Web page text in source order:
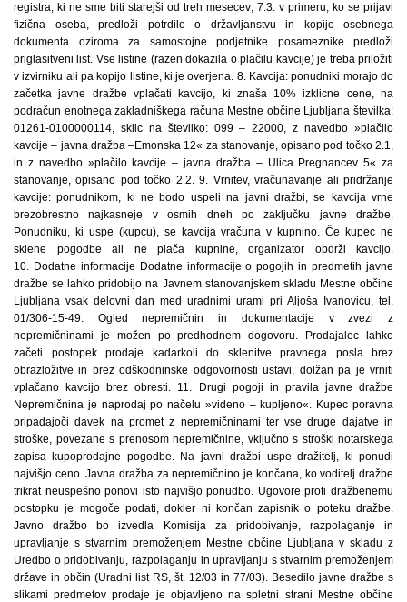
registra, ki ne sme biti starejši od treh mesecev; 7.3. v primeru, ko se prijavi
fizična oseba, predloži potrdilo o državljanstvu in kopijo osebnega
dokumenta oziroma za samostojne podjetnike posameznike predloži
priglasitveni list. Vse listine (razen dokazila o plačilu kavcije) je treba priložiti
v izvirniku ali pa kopijo listine, ki je overjena. 8. Kavcija: ponudniki morajo do
začetka javne dražbe vplačati kavcijo, ki znaša 10% izklicne cene, na
podračun enotnega zakladniškega računa Mestne občine Ljubljana številka:
01261-0100000114, sklic na številko: 099 – 22000, z navedbo »plačilo
kavcije – javna dražba –Emonska 12« za stanovanje, opisano pod točko 2.1,
in z navedbo »plačilo kavcije – javna dražba – Ulica Pregnancev 5« za
stanovanje, opisano pod točko 2.2. 9. Vrnitev, vračunavanje ali pridržanje
kavcije: ponudnikom, ki ne bodo uspeli na javni dražbi, se kavcija vrne
brezobrestno najkasneje v osmih dneh po zaključku javne dražbe.
Ponudniku, ki uspe (kupcu), se kavcija vračuna v kupnino. Če kupec ne
sklene pogodbe ali ne plača kupnine, organizator obdrži kavcijo.
10. Dodatne informacije Dodatne informacije o pogojih in predmetih javne
dražbe se lahko pridobijo na Javnem stanovanjskem skladu Mestne občine
Ljubljana vsak delovni dan med uradnimi urami pri Aljoša Ivanoviću, tel.
01/306-15-49. Ogled nepremičnin in dokumentacije v zvezi z
nepremičninami je možen po predhodnem dogovoru. Prodajalec lahko
začeti postopek prodaje kadarkoli do sklenitve pravnega posla brez
obrazložitve in brez odškodninske odgovornosti ustavi, dolžan pa je vrniti
vplačano kavcijo brez obresti. 11. Drugi pogoji in pravila javne dražbe
Nepremičnina je naprodaj po načelu »videno – kupljeno«. Kupec poravna
pripadajoči davek na promet z nepremičninami ter vse druge dajatve in
stroške, povezane s prenosom nepremičnine, vključno s stroški notarskega
zapisa kupoprodajne pogodbe. Na javni dražbi uspe dražitelj, ki ponudi
najvišjo ceno. Javna dražba za nepremičnino je končana, ko voditelj dražbe
trikrat neuspešno ponovi isto najvišjo ponudbo. Ugovore proti dražbenemu
postopku je mogoče podati, dokler ni končan zapisnik o poteku dražbe.
Javno dražbo bo izvedla Komisija za pridobivanje, razpolaganje in
upravljanje s stvarnim premoženjem Mestne občine Ljubljana v skladu z
Uredbo o pridobivanju, razpolaganju in upravljanju s stvarnim premoženjem
države in občin (Uradni list RS, št. 12/03 in 77/03). Besedilo javne dražbe s
slikami predmetov prodaje je objavljeno na spletni strani Mestne občine